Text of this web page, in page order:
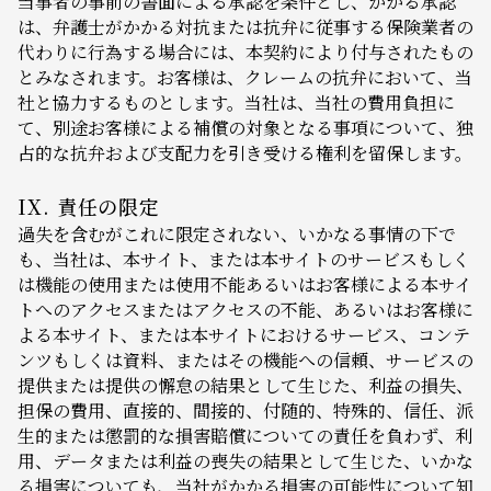
は、弁護士がかかる対抗または抗弁に従事する保険業者の
代わりに行為する場合には、本契約により付与されたもの
とみなされます。お客様は、クレームの抗弁において、当
社と協力するものとします。当社は、当社の費用負担に
て、別途お客様による補償の対象となる事項について、独
占的な抗弁および支配力を引き受ける権利を留保します。
IX. 責任の限定
過失を含むがこれに限定されない、いかなる事情の下で
も、当社は、本サイト、または本サイトのサービスもしく
は機能の使用または使用不能あるいはお客様による本サイ
トへのアクセスまたはアクセスの不能、あるいはお客様に
よる本サイト、または本サイトにおけるサービス、コンテ
ンツもしくは資料、またはその機能への信頼、サービスの
提供または提供の懈怠の結果として生じた、利益の損失、
担保の費用、直接的、間接的、付随的、特殊的、信任、派
生的または懲罰的な損害賠償についての責任を負わず、利
用、データまたは利益の喪失の結果として生じた、いかな